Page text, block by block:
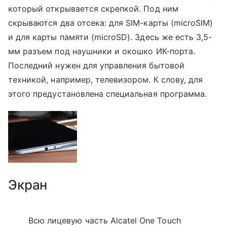
который открывается скрепкой. Под ним
скрываются два отсека: для SIM-карты (microSIM)
и для карты памяти (microSD). Здесь же есть 3,5-
мм разъем под наушники и окошко ИК-порта.
Последний нужен для управления бытовой
техникой, например, телевизором. К слову, для
этого предустановлена специальная программа.
Экран
Всю лицевую часть Alcatel One Touch